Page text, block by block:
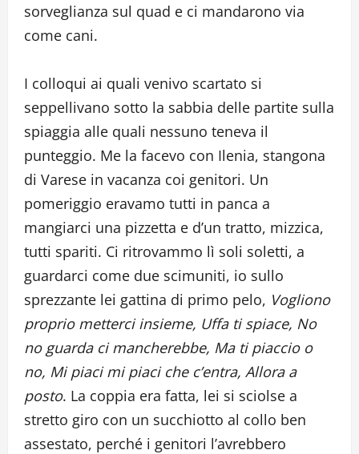
sorveglianza sul quad e ci mandarono via
come cani.
I colloqui ai quali venivo scartato si
seppellivano sotto la sabbia delle partite sulla
spiaggia alle quali nessuno teneva il
punteggio. Me la facevo con Ilenia, stangona
di Varese in vacanza coi genitori. Un
pomeriggio eravamo tutti in panca a
mangiarci una pizzetta e d’un tratto, mizzica,
tutti spariti. Ci ritrovammo lì soli soletti, a
guardarci come due scimuniti, io sullo
sprezzante lei gattina di primo pelo, Vogliono
proprio metterci insieme, Uffa ti spiace, No
no guarda ci mancherebbe, Ma ti piaccio o
no, Mi piaci mi piaci che c’entra, Allora a
posto. La coppia era fatta, lei si sciolse a
stretto giro con un succhiotto al collo ben
assestato, perché i genitori l’avrebbero